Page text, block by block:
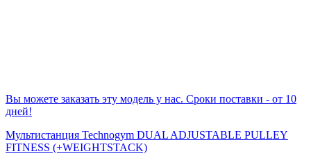
Вы можете заказать эту модель у нас. Сроки поставки - от 10
дней!
Мультистанция Technogym DUAL ADJUSTABLE PULLEY
FITNESS (+WEIGHTSTACK)